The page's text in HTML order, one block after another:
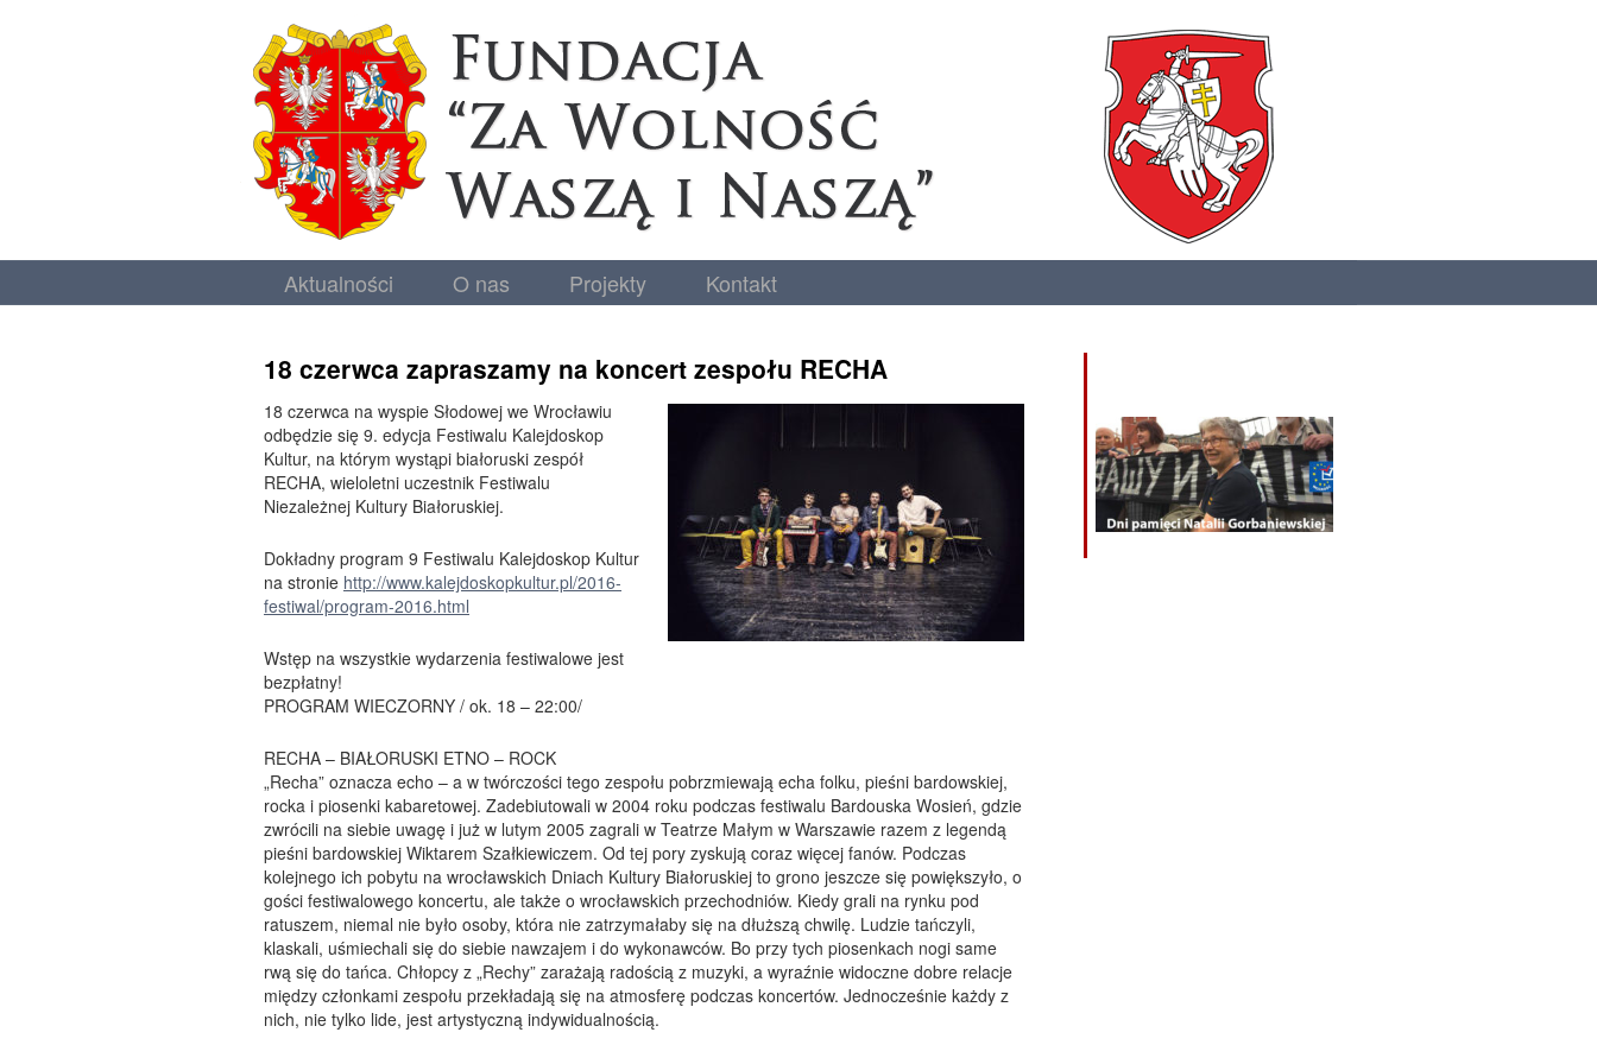
Aktualności O nas Projekty Kontakt
18 czerwca zapraszamy na koncert zespołu RECHA
18 czerwca na wyspie Słodowej we Wrocławiu
odbędzie się 9. edycja Festiwalu Kalejdoskop
Kultur, na którym wystąpi białoruski zespół
RECHA, wieloletni uczestnik Festiwalu
Niezależnej Kultury Białoruskiej.
Dokładny program 9 Festiwalu Kalejdoskop Kultur
na stronie http://www.kalejdoskopkultur.pl/2016-
festiwal/program-2016.html
Wstęp na wszystkie wydarzenia festiwalowe jest
bezpłatny!
PROGRAM WIECZORNY / ok. 18 – 22:00/
RECHA – BIAŁORUSKI ETNO – ROCK
„Recha” oznacza echo – a w twórczości tego zespołu pobrzmiewają echa folku, pieśni bardowskiej,
rocka i piosenki kabaretowej. Zadebiutowali w 2004 roku podczas festiwalu Bardouska Wosień, gdzie
zwrócili na siebie uwagę i już w lutym 2005 zagrali w Teatrze Małym w Warszawie razem z legendą
pieśni bardowskiej Wiktarem Szałkiewiczem. Od tej pory zyskują coraz więcej fanów. Podczas
kolejnego ich pobytu na wrocławskich Dniach Kultury Białoruskiej to grono jeszcze się powiększyło, o
gości festiwalowego koncertu, ale także o wrocławskich przechodniów. Kiedy grali na rynku pod
ratuszem, niemal nie było osoby, która nie zatrzymałaby się na dłuższą chwilę. Ludzie tańczyli,
klaskali, uśmiechali się do siebie nawzajem i do wykonawców. Bo przy tych piosenkach nogi same
rwą się do tańca. Chłopcy z „Rechy” zarażają radością z muzyki, a wyraźnie widoczne dobre relacje
między członkami zespołu przekładają się na atmosferę podczas koncertów. Jednocześnie każdy z
nich, nie tylko lide, jest artystyczną indywidualnością.